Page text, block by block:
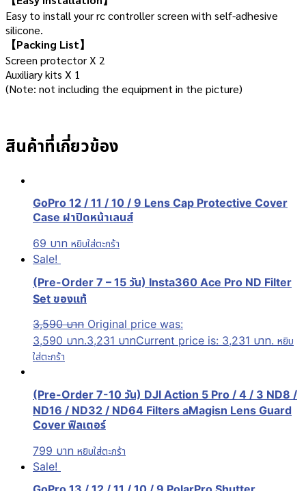
Easy to install your rc controller screen with self-adhesive
silicone.
【Packing List】
Screen protector X 2
Auxiliary kits X 1
(Note: not including the equipment in the picture)
สินค้าที่เกี่ยวข้อง
GoPro 12 / 11 / 10 / 9 Lens Cap Protective Cover
Case ฝาปิดหน้าเลนส์
69 บาท หยิบใส่ตะกร้า
Sale!
(Pre-Order 7 – 15 วัน) Insta360 Ace Pro ND Filter
Set ของแท้
3,590บาท Original price was:
3,590 บาท.3,231 บาทCurrent price is: 3,231 บาท. หยิบ
ใส่ตะกร้า
(Pre-Order 7-10 วัน) DJI Action 5 Pro / 4 / 3 ND8 /
ND16 / ND32 / ND64 Filters aMagisn Lens Guard
Cover ฟิลเตอร์
799 บาท หยิบใส่ตะกร้า
Sale!